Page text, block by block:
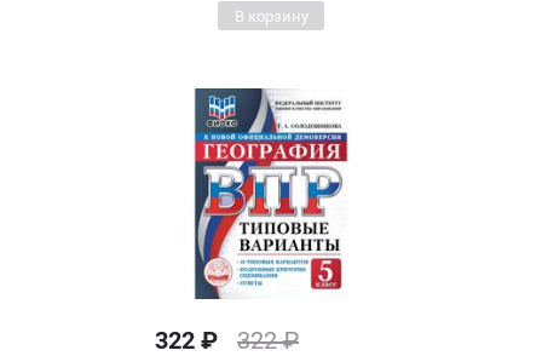
В корзину
322 ₽ 322 ₽